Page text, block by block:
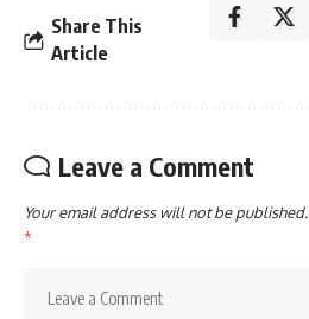
Share This
Article
Leave a Comment
Your email address will not be published.
*